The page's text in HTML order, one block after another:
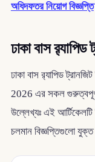
অধিদফতর নিয়োগ বিজ্ঞপ্তি
ঢাকা বাস
ঢাকা বাস র‌্যাপিড
2026 এর সকল গুরুত্বপূর্ণ
উল্লেখ্যঃ এই
চলমান বিজ্ঞপ্তিগুলো